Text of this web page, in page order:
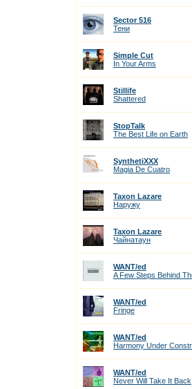
Sector 516
Тени
Simple Cut
In Your Arms
Stillife
Shattered
StopTalk
The Best Life on Earth
SynthetiXXX
Magia De Cuatro
Taxon Lazare
Наружу
Taxon Lazare
Чайнатаун
WANT/ed
A Few Steps Behind
WANT/ed
Fringe
WANT/ed
Harmony Under
WANT/ed
Never Will Take It